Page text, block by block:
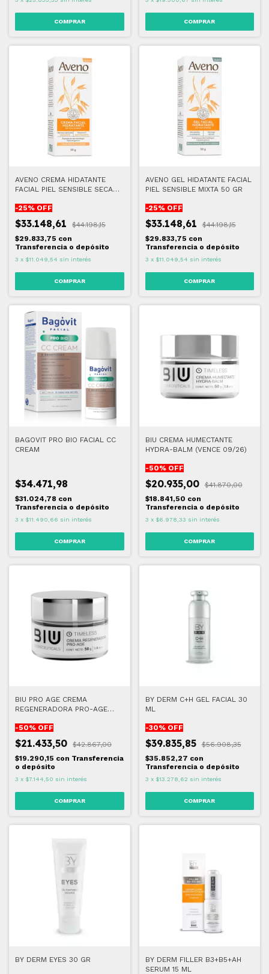
AVENO CREMA HIDATANTE
FACIAL PIEL SENSIBLE SECA
-25% OFF
$33.148,61
$44.198,15
$29.833,75 con
Transferencia o depósito
3 x $11.049,54 sin interés
AVENO GEL HIDATANTE FACIAL
PIEL SENSIBLE MIXTA 50 GR
-25% OFF
$33.148,61
$44.198,15
$29.833,75 con
Transferencia o depósito
3 x $11.049,54 sin interés
BAGOVIT PRO BIO FACIAL CC
CREAM
$34.471,98
$31.024,78 con
Transferencia o depósito
3 x $11.490,66 sin interés
BIU CREMA HUMECTANTE
HYDRA-BALM (VENCE 09/26)
-50% OFF
$20.935,00
$41.870,00
$18.841,50 con
Transferencia o depósito
3 x $6.978,33 sin interés
BIU PRO AGE CREMA
REGENERADORA PRO-AGE
-50% OFF
$21.433,50
$42.867,00
$19.290,15 con Transferencia
o depósito
3 x $7.144,50 sin interés
BY DERM C+H GEL FACIAL 30
ML
-30% OFF
$39.835,85
$56.908,35
$35.852,27 con
Transferencia o depósito
3 x $13.278,62 sin interés
BY DERM EYES 30 GR
BY DERM FILLER B3+B5+AH
SERUM 15 ML